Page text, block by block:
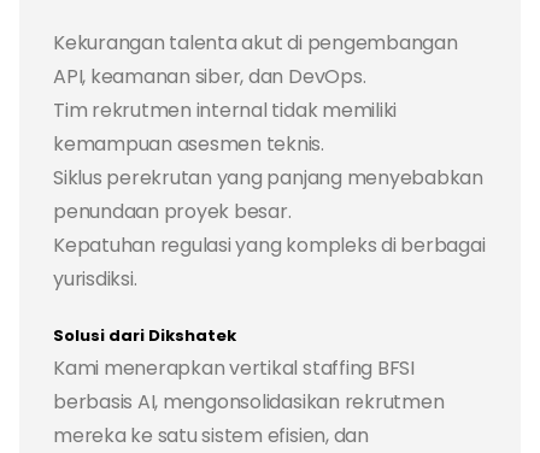
Kekurangan talenta akut di pengembangan
API, keamanan siber, dan DevOps.
Tim rekrutmen internal tidak memiliki
kemampuan asesmen teknis.
Siklus perekrutan yang panjang menyebabkan
penundaan proyek besar.
Kepatuhan regulasi yang kompleks di berbagai
yurisdiksi.
Solusi dari Dikshatek
Kami menerapkan vertikal staffing BFSI
berbasis AI, mengonsolidasikan rekrutmen
mereka ke satu sistem efisien, dan